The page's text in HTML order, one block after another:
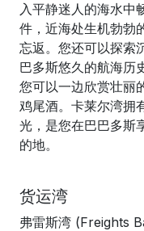
入平静迷人的海水中
件，近海处生机勃勃
忘返。您还可以探索
巴多斯悠久的航海历
您可以一边欣赏壮丽
鸡尾酒。卡莱尔湾拥
光，是您在巴巴多斯
的地。
货运湾
弗雷斯湾 (Freights